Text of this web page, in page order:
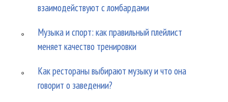
взаимодействуют с ломбардами
Музыка и спорт: как правильный плейлист
меняет качество тренировки
Как рестораны выбирают музыку и что она
говорит о заведении?